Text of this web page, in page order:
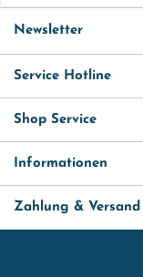
Newsletter
Service Hotline
Shop Service
Informationen
Zahlung & Versand